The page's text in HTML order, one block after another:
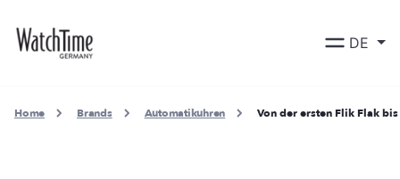
DE
Home Brands Automatikuhren Von der ersten Flik Flak